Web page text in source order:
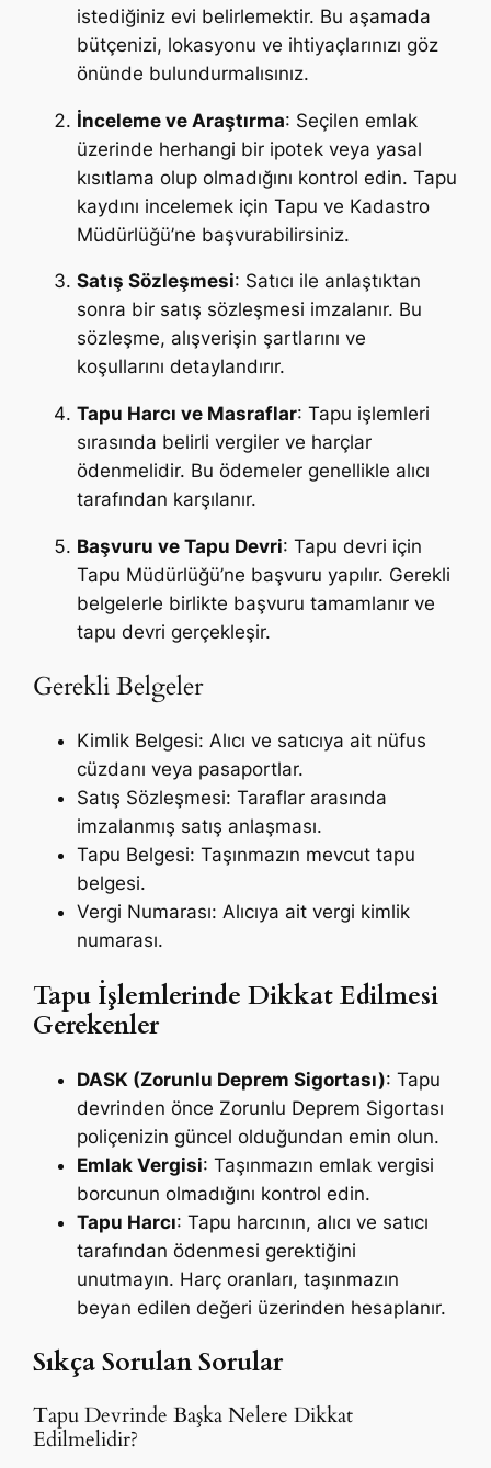
istediğiniz evi belirlemektir. Bu aşamada
bütçenizi, lokasyonu ve ihtiyaçlarınızı göz
önünde bulundurmalısınız.
İnceleme ve Araştırma: Seçilen emlak
üzerinde herhangi bir ipotek veya yasal
kısıtlama olup olmadığını kontrol edin. Tapu
kaydını incelemek için Tapu ve Kadastro
Müdürlüğü’ne başvurabilirsiniz.
Satış Sözleşmesi: Satıcı ile anlaştıktan
sonra bir satış sözleşmesi imzalanır. Bu
sözleşme, alışverişin şartlarını ve
koşullarını detaylandırır.
Tapu Harcı ve Masraflar: Tapu işlemleri
sırasında belirli vergiler ve harçlar
ödenmelidir. Bu ödemeler genellikle alıcı
tarafından karşılanır.
Başvuru ve Tapu Devri: Tapu devri için
Tapu Müdürlüğü’ne başvuru yapılır. Gerekli
belgelerle birlikte başvuru tamamlanır ve
tapu devri gerçekleşir.
Gerekli Belgeler
Kimlik Belgesi: Alıcı ve satıcıya ait nüfus
cüzdanı veya pasaportlar.
Satış Sözleşmesi: Taraflar arasında
imzalanmış satış anlaşması.
Tapu Belgesi: Taşınmazın mevcut tapu
belgesi.
Vergi Numarası: Alıcıya ait vergi kimlik
numarası.
Tapu İşlemlerinde Dikkat Edilmesi
Gerekenler
DASK (Zorunlu Deprem Sigortası): Tapu
devrinden önce Zorunlu Deprem Sigortası
poliçenizin güncel olduğundan emin olun.
Emlak Vergisi: Taşınmazın emlak vergisi
borcunun olmadığını kontrol edin.
Tapu Harcı: Tapu harcının, alıcı ve satıcı
tarafından ödenmesi gerektiğini
unutmayın. Harç oranları, taşınmazın
beyan edilen değeri üzerinden hesaplanır.
Sıkça Sorulan Sorular
Tapu Devrinde Başka Nelere Dikkat
Edilmelidir?